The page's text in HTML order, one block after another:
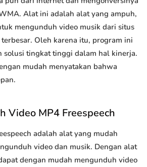
Alat ini adalah alat yang ampuh,
mengunduh video musik dari situs
Oleh karena itu, program ini
solusi tingkat tinggi dalam hal kinerja.
mudah menyatakan bahwa
Video MP4 Freespeech
adalah alat yang mudah
video dan musik. Dengan alat
dengan mudah mengunduh video